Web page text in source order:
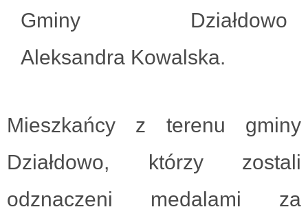
Gminy Działdowo
Aleksandra Kowalska.
Mieszkańcy z terenu gminy
Działdowo, którzy zostali
odznaczeni medalami za